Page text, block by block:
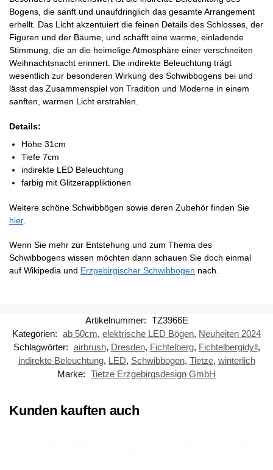
Bogens, die sanft und unaufdringlich das gesamte Arrangement
erhellt. Das Licht akzentuiert die feinen Details des Schlosses, der
Figuren und der Bäume, und schafft eine warme, einladende
Stimmung, die an die heimelige Atmosphäre einer verschneiten
Weihnachtsnacht erinnert. Die indirekte Beleuchtung trägt
wesentlich zur besonderen Wirkung des Schwibbogens bei und
lässt das Zusammenspiel von Tradition und Moderne in einem
sanften, warmen Licht erstrahlen.
Details:
Höhe 31cm
Tiefe 7cm
indirekte LED Beleuchtung
farbig mit Glitzerappliktionen
Weitere schöne Schwibbögen sowie deren Zubehör finden Sie
hier.
Wenn Sie mehr zur Entstehung und zum Thema des
Schwibbogens wissen möchten dann schauen Sie doch einmal
auf Wikipedia und Erzgebirgischer Schwibbogen nach.
Artikelnummer: TZ3966E
Kategorien: ab 50cm, elektrische LED Bögen, Neuheiten 2024
Schlagwörter: airbrush, Dresden, Fichtelberg, Fichtelbergidyll,
indirekte Beleuchtung, LED, Schwibbogen, Tietze, winterlich
Marke: Tietze Erzgebirgsdesign GmbH
Kunden kauften auch